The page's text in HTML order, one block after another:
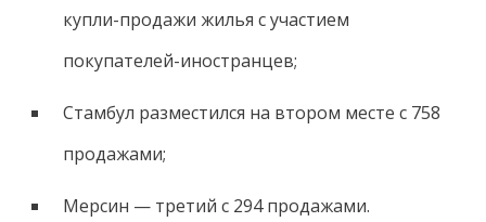
купли-продажи жилья с участием
покупателей-иностранцев;
Стамбул разместился на втором месте с 758
продажами;
Мерсин — третий с 294 продажами.